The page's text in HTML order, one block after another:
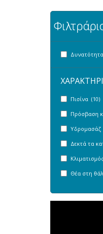
Πισίνα (10)
Πρόσβαση
Υδρομασάζ
Δεκτά τα
Θέα στη